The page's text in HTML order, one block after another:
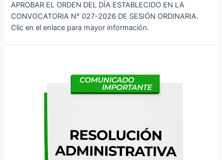
APROBAR EL ORDEN DEL DÍA ESTABLECIDO EN LA
CONVOCATORIA N° 027-2026 DE SESIÓN ORDINARIA.
Clic en el enlace para mayor información.